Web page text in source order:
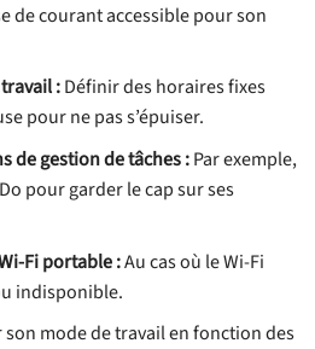
de courant accessible pour son
:Définir des horaires fixes
pour ne pas s’épuiser.
de gestion de tâches :Par exemple,
pour garder le cap sur ses
Fi portable :Au cas où le Wi-Fi
indisponible.
mode de travail en fonction des